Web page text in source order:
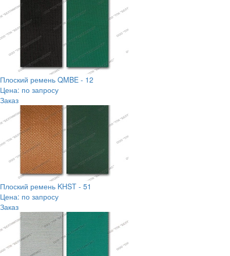
Плоский ремень QMBE - 12
Цена: по запросу
Заказ
Плоский ремень KHST - 51
Цена: по запросу
Заказ